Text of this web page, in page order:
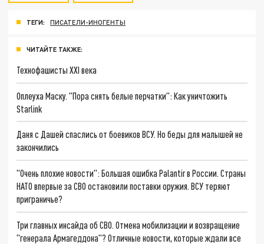
ТЕГИ: ПИСАТЕЛИ-ИНОГЕНТЫ
ЧИТАЙТЕ ТАКЖЕ:
Технофашисты XXI века
Оплеуха Маску. "Пора снять белые перчатки": Как уничтожить
Starlink
Даня с Дашей спаслись от боевиков ВСУ. Но беды для малышей не
закончились
"Очень плохие новости": Большая ошибка Palantir в России. Страны
НАТО впервые за СВО остановили поставки оружия. ВСУ теряют
приграничье?
Три главных инсайда об СВО. Отмена мобилизации и возвращение
"генерала Армагеддона"? Отличные новости, которые ждали все